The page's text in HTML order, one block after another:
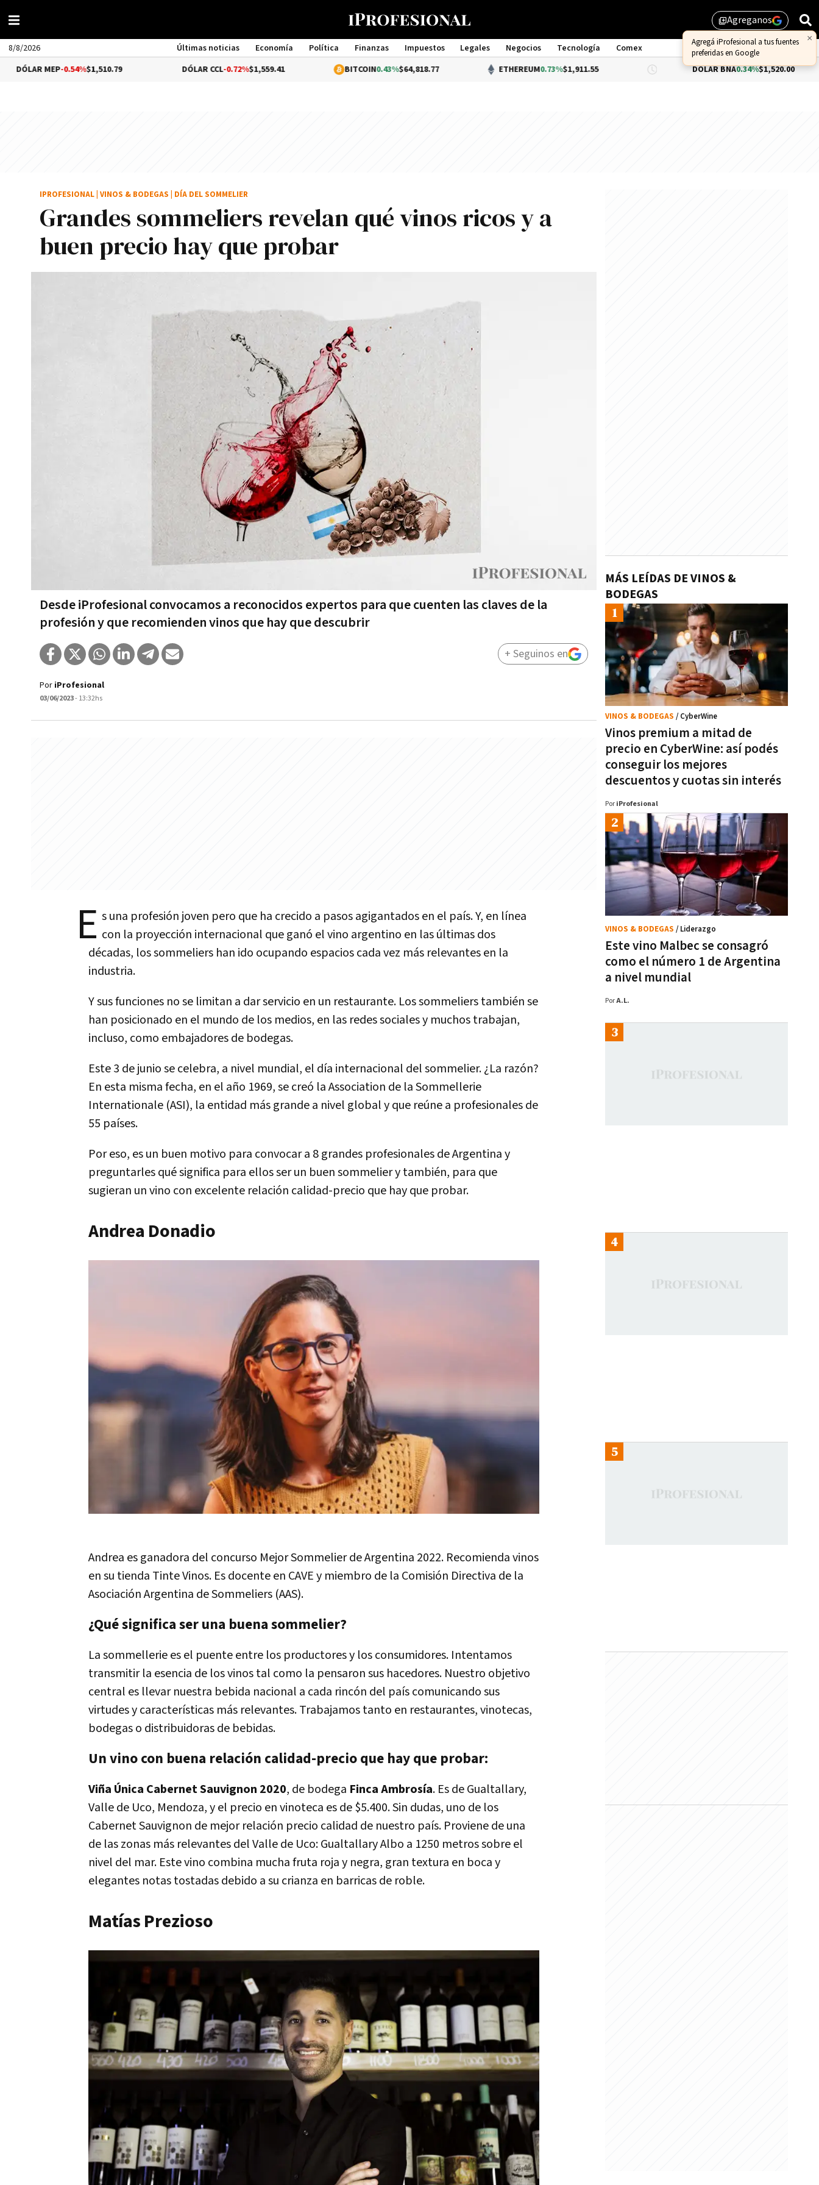
library_addAgreganos
×
Agregá iProfesional a tus fuentes
preferidas en Google
8/8/2026 Últimas noticias Economía Política Finanzas Impuestos Legales Negocios Tecnología
Comex
Management
-0.54%$1,510.79 -0.72%$1,559.41 0.43%$64,818.77 ETHEREUM0.73%$1,911.55 DÓLAR BNA0.34%$1,520.00
Grandes sommeliers revelan qué vinos ricos y a
buen precio hay que probar
Desde iProfesional convocamos a reconocidos expertos para que cuenten las claves de la
profesión y que recomienden vinos que hay que descubrir
IPROFESIONAL VINOS & BODEGAS DÍA DEL SOMMELIER
Por iProfesional
03/06/2023- 13:32hs
+ Seguinos en
E s una profesión joven pero que ha crecido a pasos agigantados en el país. Y, en línea
con la proyección internacional que ganó el vino argentino en las últimas dos
décadas, los sommeliers han ido ocupando espacios cada vez más relevantes en la
industria.
Y sus funciones no se limitan a dar servicio en un restaurante. Los sommeliers también se
han posicionado en el mundo de los medios, en las redes sociales y muchos trabajan,
incluso, como embajadores de bodegas.
Este 3 de junio se celebra, a nivel mundial, el día internacional del sommelier. ¿La razón?
En esta misma fecha, en el año 1969, se creó la Association de la Sommellerie
Internationale (ASI), la entidad más grande a nivel global y que reúne a profesionales de
55 países.
Por eso, es un buen motivo para convocar a 8 grandes profesionales de Argentina y
preguntarles qué significa para ellos ser un buen sommelier y también, para que
sugieran un vino con excelente relación calidad-precio que hay que probar.
Andrea Donadio
Andrea es ganadora del concurso Mejor Sommelier de Argentina 2022. Recomienda vinos
en su tienda Tinte Vinos. Es docente en CAVE y miembro de la Comisión Directiva de la
Asociación Argentina de Sommeliers (AAS).
¿Qué significa ser una buena sommelier?
La sommellerie es el puente entre los productores y los consumidores. Intentamos
transmitir la esencia de los vinos tal como la pensaron sus hacedores. Nuestro objetivo
central es llevar nuestra bebida nacional a cada rincón del país comunicando sus
virtudes y características más relevantes. Trabajamos tanto en restaurantes, vinotecas,
bodegas o distribuidoras de bebidas.
Un vino con buena relación calidad-precio que hay que probar:
Viña Única Cabernet Sauvignon 2020, de bodega Finca Ambrosía. Es de Gualtallary,
Valle de Uco, Mendoza, y el precio en vinoteca es de $5.400. Sin dudas, uno de los
Cabernet Sauvignon de mejor relación precio calidad de nuestro país. Proviene de una
de las zonas más relevantes del Valle de Uco: Gualtallary Albo a 1250 metros sobre el
nivel del mar. Este vino combina mucha fruta roja y negra, gran textura en boca y
elegantes notas tostadas debido a su crianza en barricas de roble.
Matías Prezioso
MÁS LEÍDAS DE VINOS &
BODEGAS
Vinos premium a mitad de
precio en CyberWine: así podés
conseguir los mejores
descuentos y cuotas sin interés
VINOS & BODEGAS / CyberWine
Por iProfesional
Este vino Malbec se consagró
como el número 1 de Argentina
a nivel mundial
VINOS & BODEGAS / Liderazgo
PorA.L.